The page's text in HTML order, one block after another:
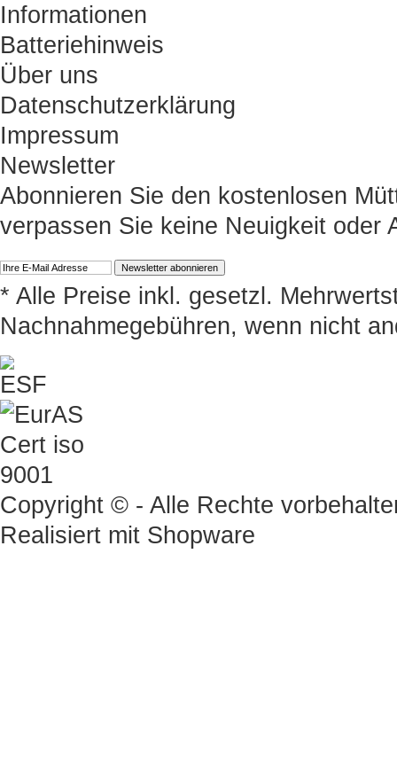
Informationen
Batteriehinweis
Über uns
Datenschutzerklärung
Impressum
Newsletter
Abonnieren Sie den kostenlosen
verpassen Sie keine Neuigkeit oder
* Alle Preise inkl. gesetzl.
Nachnahmegebühren, wenn nicht
Copyright © - Alle Rechte
Realisiert mit Shopware